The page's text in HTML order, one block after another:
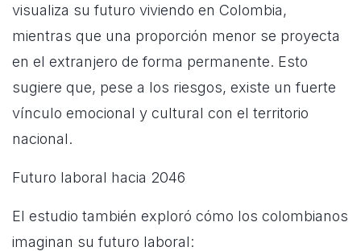
visualiza su futuro viviendo en Colombia,
mientras que una proporción menor se proyecta
en el extranjero de forma permanente. Esto
sugiere que, pese a los riesgos, existe un fuerte
vínculo emocional y cultural con el territorio
nacional.
Futuro laboral hacia 2046
El estudio también exploró cómo los colombianos
imaginan su futuro laboral: